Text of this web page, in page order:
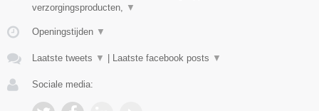
verzorgingsproducten,
▼
Openingstijden ▼
Laatste tweets ▼ Laatste facebook posts ▼
Sociale media: